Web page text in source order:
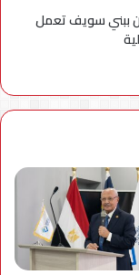
ببني سويف تعمل